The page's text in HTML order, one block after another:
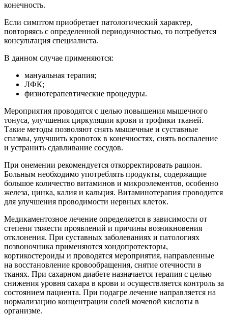
конечность.
Если симптом приобретает патологический характер,
повторяясь с определенной периодичностью, то потребуется
консультация специалиста.
В данном случае применяются:
мануальная терапия;
ЛФК;
физиотерапевтические процедуры.
Мероприятия проводятся с целью повышения мышечного
тонуса, улучшения циркуляции крови и трофики тканей.
Такие методы позволяют снять мышечные и суставные
спазмы, улучшить кровоток в конечностях, снять воспаление
и устранить сдавливание сосудов.
При онемении рекомендуется откорректировать рацион.
Больным необходимо употреблять продукты, содержащие
большое количество витаминов и микроэлементов, особенно
железа, цинка, калия и кальция. Витаминотерапия проводится
для улучшения проводимости нервных клеток.
Медикаментозное лечение определяется в зависимости от
степени тяжести проявлений и причины возникновения
отклонения. При суставных заболеваниях и патологиях
позвоночника применяются хондопротекторы,
кортикостероиды и проводятся мероприятия, направленные
на восстановление кровообращения, снятие отечности в
тканях. При сахарном диабете назначается терапия с целью
снижения уровня сахара в крови и осуществляется контроль за
состоянием пациента. При подагре лечение направляется на
нормализацию концентрации солей мочевой кислоты в
организме.